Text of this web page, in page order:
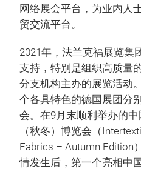
网络展会平台，为业内人
贸交流平台。
2021年，法兰克福展览集
支持，特别是组织高质量
分支机构主办的展览活动
个各具特色的德国展团分
会。在9月末顺利举办的
（秋冬）博览会（
Fabrics – Autumn Edition
情发生后，第一个亮相中